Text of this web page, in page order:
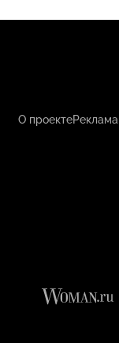
О проектеРеклама